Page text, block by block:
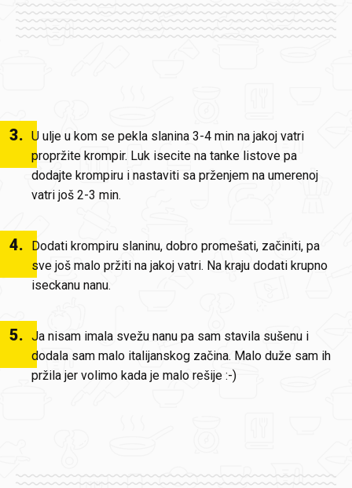
3. U ulje u kom se pekla slanina 3-4 min na jakoj vatri
propržite krompir. Luk isecite na tanke listove pa
dodajte krompiru i nastaviti sa prženjem na umerenoj
vatri još 2-3 min.
4.
Dodati krompiru slaninu, dobro promešati, začiniti, pa
sve još malo pržiti na jakoj vatri. Na kraju dodati krupno
iseckanu nanu.
5. Ja nisam imala svežu nanu pa sam stavila sušenu i
dodala sam malo italijanskog začina. Malo duže sam ih
pržila jer volimo kada je malo rešije :-)